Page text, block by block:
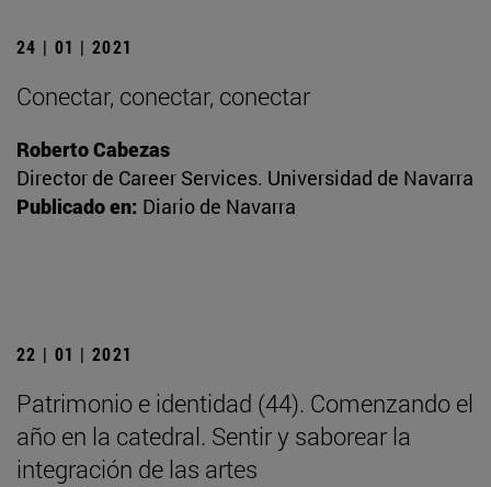
24 | 01 | 2021
Conectar, conectar, conectar
Roberto Cabezas
Director de Career Services. Universidad de Navarra
Publicado en: Diario de Navarra
22 | 01 | 2021
Patrimonio e identidad (44). Comenzando el
año en la catedral. Sentir y saborear la
integración de las artes